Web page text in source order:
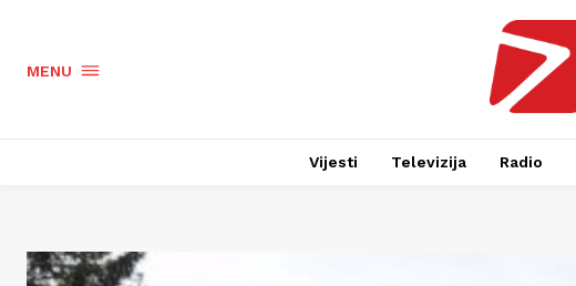
MENU
Vijesti Televizija Radio